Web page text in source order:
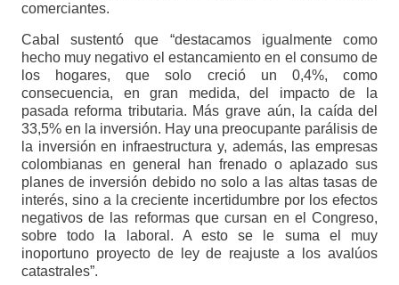
comerciantes.
Cabal sustentó que “destacamos igualmente como
hecho muy negativo el estancamiento en el consumo de
los hogares, que solo creció un 0,4%, como
consecuencia, en gran medida, del impacto de la
pasada reforma tributaria. Más grave aún, la caída del
33,5% en la inversión. Hay una preocupante parálisis de
la inversión en infraestructura y, además, las empresas
colombianas en general han frenado o aplazado sus
planes de inversión debido no solo a las altas tasas de
interés, sino a la creciente incertidumbre por los efectos
negativos de las reformas que cursan en el Congreso,
sobre todo la laboral. A esto se le suma el muy
inoportuno proyecto de ley de reajuste a los avalúos
catastrales”.